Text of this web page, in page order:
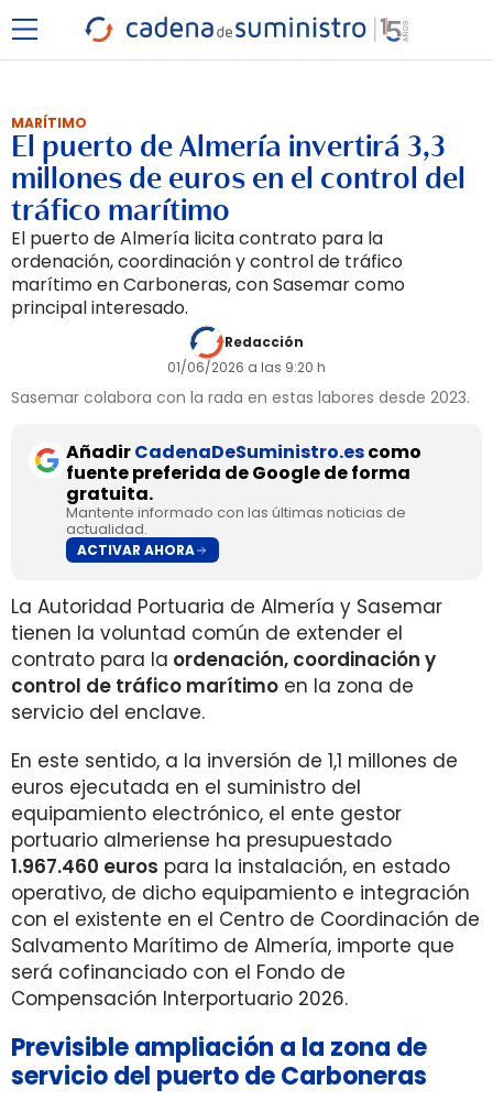
MARÍTIMO
El puerto de Almería invertirá 3,3
millones de euros en el control del
tráfico marítimo
El puerto de Almería licita contrato para la
ordenación, coordinación y control de tráfico
marítimo en Carboneras, con Sasemar como
principal interesado.
Redacción
01/06/2026 a las 9:20 h
Sasemar colabora con la rada en estas labores desde 2023.
AñadirCadenaDeSuministro.escomo
fuente preferida de Google de forma
gratuita.
Mantente informado con las últimas noticias de
actualidad.
ACTIVAR AHORA
La Autoridad Portuaria de Almería y Sasemar
tienen la voluntad común de extender el
contrato para la ordenación, coordinación y
control de tráfico marítimo en la zona de
servicio del enclave.
En este sentido, a la inversión de 1,1 millones de
euros ejecutada en el suministro del
equipamiento electrónico, el ente gestor
portuario almeriense ha presupuestado
1.967.460 euros para la instalación, en estado
operativo, de dicho equipamiento e integración
con el existente en el Centro de Coordinación de
Salvamento Marítimo de Almería, importe que
será cofinanciado con el Fondo de
Compensación Interportuario 2026.
Previsible ampliación a la zona de
servicio del puerto de Carboneras